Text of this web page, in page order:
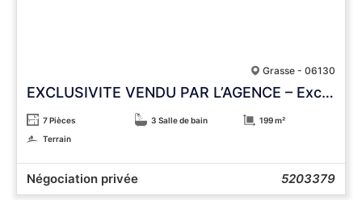
Grasse - 06130
EXCLUSIVITE VENDU PAR L’AGENCE – Exclusivité: Superbe Mas Ancien rénové – Secteur St Antoine
7 Pièces 3 Salle de bain
199 m²
Terrain
Négociation privée 5203379